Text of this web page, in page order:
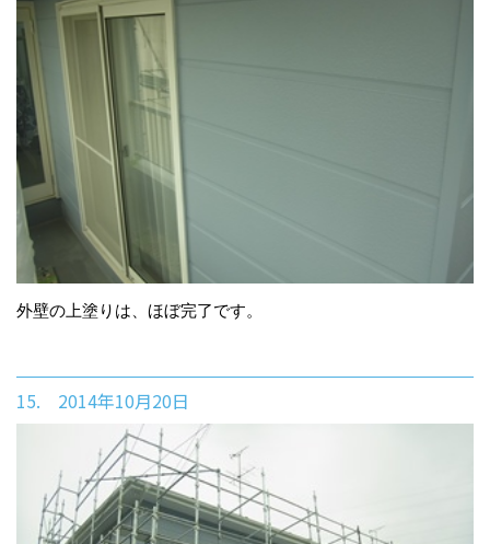
外壁の上塗りは、ほぼ完了です。
15. 2014年10月20日